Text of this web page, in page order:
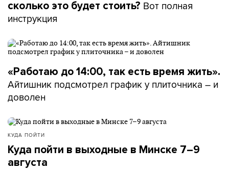
сколько это будет стоить? Вот полная
инструкция
«Работаю до 14:00, так есть время жить».
Айтишник подсмотрел график у плиточника – и
доволен
КУДА ПОЙТИ
Куда пойти в выходные в Минске 7–9
августа